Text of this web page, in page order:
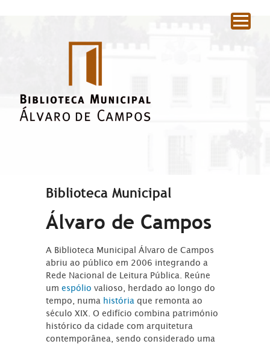
Biblioteca Municipal
Álvaro de Campos
A Biblioteca Municipal Álvaro de Campos
abriu ao público em 2006 integrando a
Rede Nacional de Leitura Pública. Reúne
umespóliovalioso, herdado ao longo do
tempo, numa história que remonta ao
século XIX. O edifício combina património
histórico da cidade com arquitetura
contemporânea, sendo considerado uma